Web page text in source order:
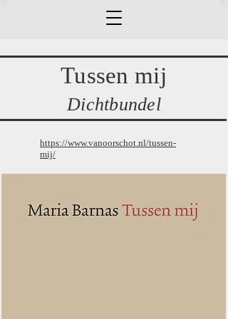
Tussen mij
Dichtbundel
https://www.vanoorschot.nl/tussen-
mij/